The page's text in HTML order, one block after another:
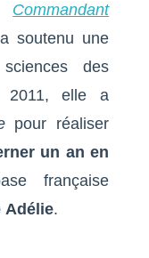
Commandant
soutenu une
des
2011, elle a
pour réaliser
un an en
française
Adélie.